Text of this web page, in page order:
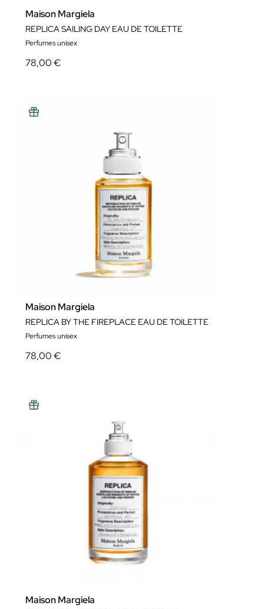
Maison Margiela
REPLICA SAILING DAY EAU DE TOILETTE
Perfumes unisex
78,00 €
Maison Margiela
REPLICA BY THE FIREPLACE EAU DE TOILETTE
Perfumes unisex
78,00 €
Maison Margiela